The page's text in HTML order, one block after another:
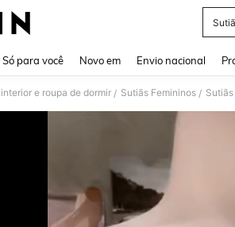
Só para você Novo em Envio nacional
e roupa de dormir / Sutiãs Femininos /